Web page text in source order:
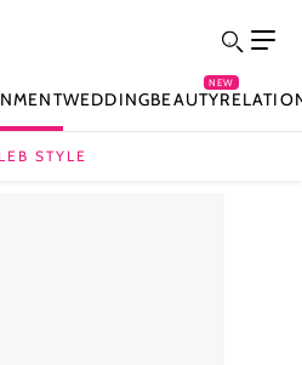
WEDDINGBEAUTY
NEW
STYLE